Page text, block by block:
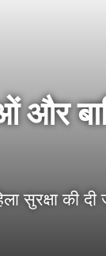
और
सुरक्षा की दी